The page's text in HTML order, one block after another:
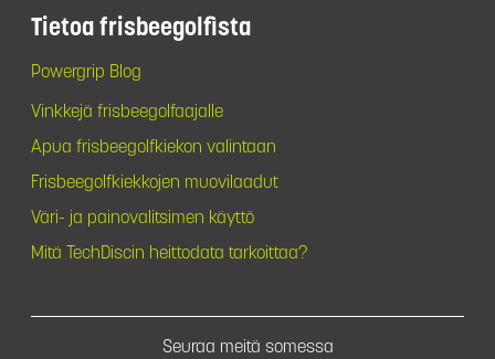
Tietoa frisbeegolfista
Powergrip Blog
Vinkkejä frisbeegolfaajalle
Apua frisbeegolfkiekon valintaan
Frisbeegolfkiekkojen muovilaadut
Väri- ja painovalitsimen käyttö
Mitä TechDiscin heittodata tarkoittaa?
Seuraa meitä somessa